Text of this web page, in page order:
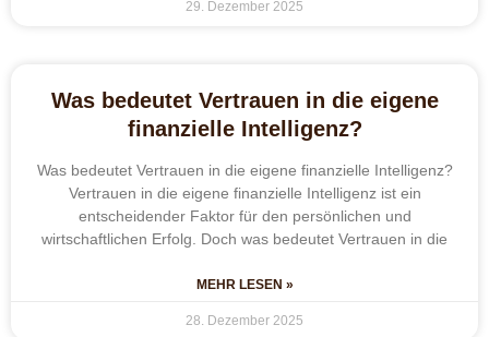
29. Dezember 2025
Was bedeutet Vertrauen in die eigene
finanzielle Intelligenz?
Was bedeutet Vertrauen in die eigene finanzielle Intelligenz?
Vertrauen in die eigene finanzielle Intelligenz ist ein
entscheidender Faktor für den persönlichen und
wirtschaftlichen Erfolg. Doch was bedeutet Vertrauen in die
MEHR LESEN »
28. Dezember 2025